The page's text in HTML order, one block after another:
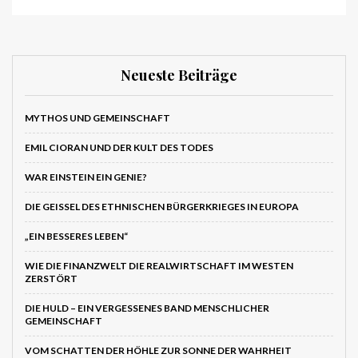
Neueste Beiträge
MYTHOS UND GEMEINSCHAFT
EMIL CIORAN UND DER KULT DES TODES
WAR EINSTEIN EIN GENIE?
DIE GEISSEL DES ETHNISCHEN BÜRGERKRIEGES IN EUROPA
„EIN BESSERES LEBEN“
WIE DIE FINANZWELT DIE REALWIRTSCHAFT IM WESTEN
ZERSTÖRT
DIE HULD – EIN VERGESSENES BAND MENSCHLICHER
GEMEINSCHAFT
VOM SCHATTEN DER HÖHLE ZUR SONNE DER WAHRHEIT